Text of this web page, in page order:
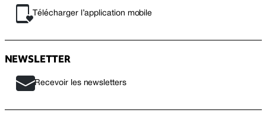
Télécharger l’application mobile
NEWSLETTER
Recevoir les newsletters